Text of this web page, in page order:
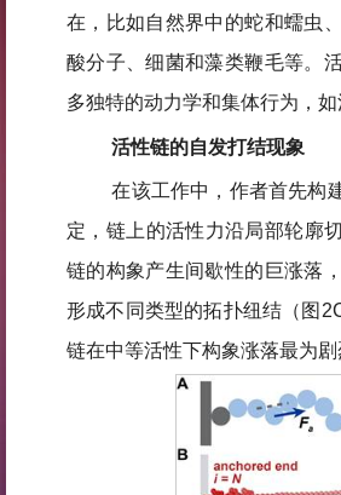
在，比如自然界中的蛇和蠕虫
酸分子、细菌和藻类鞭毛等。
多独特的动力学和集体行为，
活性链的自发打结现象
在该工作中，作者首先构
定，链上的活性力沿局部轮廓
链的构象产生间歇性的巨涨落
形成不同类型的拓扑纽结（图
链在中等活性下构象涨落最为